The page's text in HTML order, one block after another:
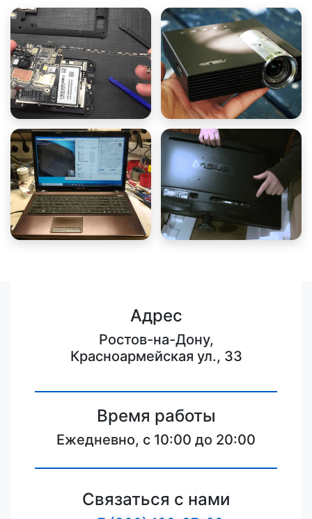
Адрес
Ростов-на-Дону,
Красноармейская ул., 33
Время работы
Ежедневно, с 10:00 до 20:00
Связаться с нами